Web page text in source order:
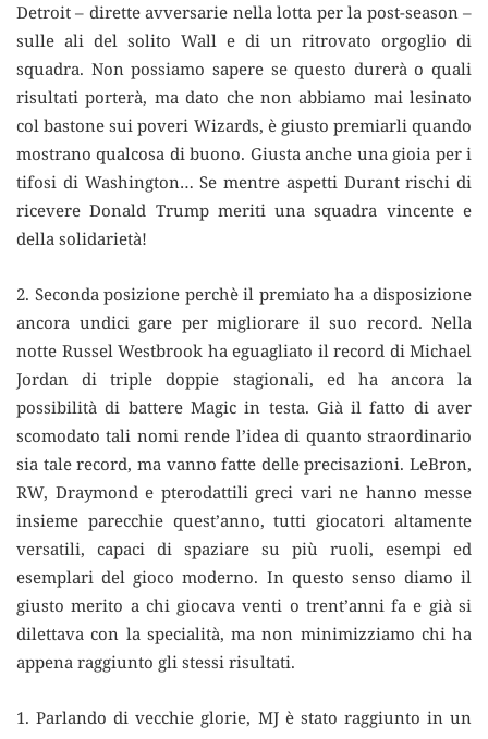
Detroit – dirette avversarie nella lotta per la post-season –
sulle ali del solito Wall e di un ritrovato orgoglio di
squadra. Non possiamo sapere se questo durerà o quali
risultati porterà, ma dato che non abbiamo mai lesinato
col bastone sui poveri Wizards, è giusto premiarli quando
mostrano qualcosa di buono. Giusta anche una gioia per i
tifosi di Washington… Se mentre aspetti Durant rischi di
ricevere Donald Trump meriti una squadra vincente e
della solidarietà!
2. Seconda posizione perchè il premiato ha a disposizione
ancora undici gare per migliorare il suo record. Nella
notte Russel Westbrook ha eguagliato il record di Michael
Jordan di triple doppie stagionali, ed ha ancora la
possibilità di battere Magic in testa. Già il fatto di aver
scomodato tali nomi rende l’idea di quanto straordinario
sia tale record, ma vanno fatte delle precisazioni. LeBron,
RW, Draymond e pterodattili greci vari ne hanno messe
insieme parecchie quest’anno, tutti giocatori altamente
versatili, capaci di spaziare su più ruoli, esempi ed
esemplari del gioco moderno. In questo senso diamo il
giusto merito a chi giocava venti o trent’anni fa e già si
dilettava con la specialità, ma non minimizziamo chi ha
appena raggiunto gli stessi risultati.
1. Parlando di vecchie glorie, MJ è stato raggiunto in un